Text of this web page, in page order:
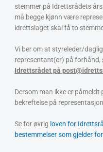
stemmer på Idrettsrådets
må begge kjønn være
idrettslaget skal få to
Vi ber om at styreleder/
representant(er) på forhånd,
Idrettsrådet på
Dersom man ikke er
bekreftelse på
Se for øvrig loven for
bestemmelser som gjelder